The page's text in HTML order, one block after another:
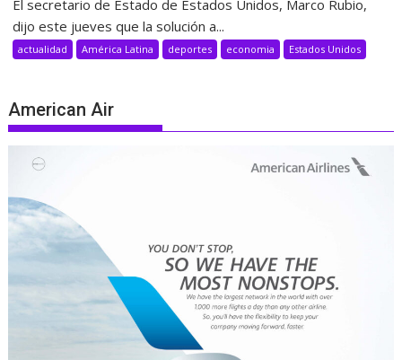
El secretario de Estado de Estados Unidos, Marco Rubio,
dijo este jueves que la solución a...
actualidad América Latina deportes economia Estados Unidos
American Air